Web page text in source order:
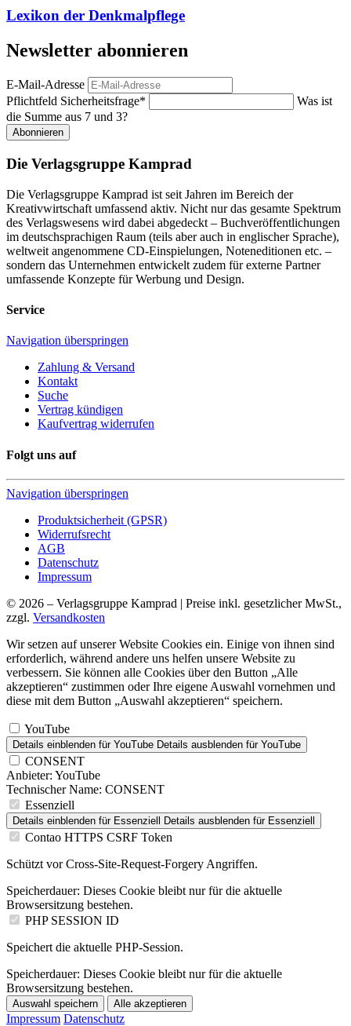
Lexikon der Denkmalpflege
Newsletter abonnieren
E-Mail-Adresse
Pflichtfeld Sicherheitsfrage*
Was ist
die Summe aus 7 und 3?
Abonnieren
Die Verlagsgruppe Kamprad
Die Verlagsgruppe Kamprad ist seit Jahren im Bereich der
Kreativwirtschaft umfassend aktiv. Nicht nur das gesamte Spektrum
des Verlagswesens wird dabei abgedeckt – Buchveröffentlichungen
im deutschsprachigen Raum (teils aber auch in englischer Sprache),
weltweit angenommene CD-Einspielungen, Noteneditionen etc. –
sondern das Unternehmen entwickelt zudem für externe Partner
umfassende Konzepte für Werbung und Design.
Service
Navigation überspringen
Zahlung & Versand
Kontakt
Suche
Vertrag kündigen
Kaufvertrag widerrufen
Folgt uns auf
Navigation überspringen
Produktsicherheit (GPSR)
Widerrufsrecht
AGB
Datenschutz
Impressum
© 2026 – Verlagsgruppe Kamprad | Preise inkl. gesetzlicher MwSt.,
zzgl. Versandkosten
Wir setzen auf unserer Website Cookies ein. Einige von ihnen sind
erforderlich, während andere uns helfen unsere Website zu
verbessern. Sie können alle Cookies über den Button „Alle
akzeptieren“ zustimmen oder Ihre eigene Auswahl vornehmen und
diese mit dem Button „Auswahl akzeptieren“ speichern.
YouTube
Details einblenden für YouTube Details ausblenden für YouTube
CONSENT
Anbieter: YouTube
Technischer Name: CONSENT
Essenziell
Details einblenden für Essenziell Details ausblenden für Essenziell
Contao HTTPS CSRF Token
Schützt vor Cross-Site-Request-Forgery Angriffen.
Speicherdauer: Dieses Cookie bleibt nur für die aktuelle
Browsersitzung bestehen.
PHP SESSION ID
Speichert die aktuelle PHP-Session.
Speicherdauer: Dieses Cookie bleibt nur für die aktuelle
Browsersitzung bestehen.
Auswahl speichern Alle akzeptieren
Impressum Datenschutz